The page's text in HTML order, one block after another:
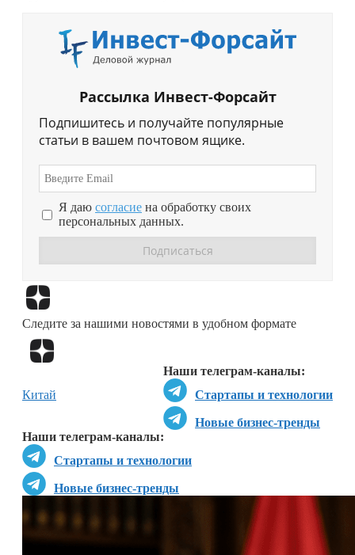
Рассылка Инвест-Форсайт
Подпишитесь и получайте популярные
статьи в вашем почтовом ящике.
Я даю согласие на обработку своих
персональных данных.
Следите за нашими новостями в удобном формате
Наши телеграм-каналы:
Стартапы и технологии
Новые бизнес-тренды
Наши телеграм-каналы:
Стартапы и технологии
Новые бизнес-тренды
Китай